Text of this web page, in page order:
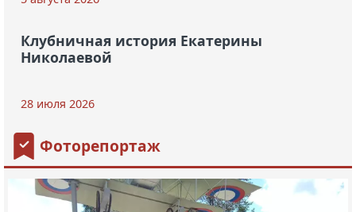
Клубничная история Екатерины
Николаевой
28 июля 2026
Фоторепортаж